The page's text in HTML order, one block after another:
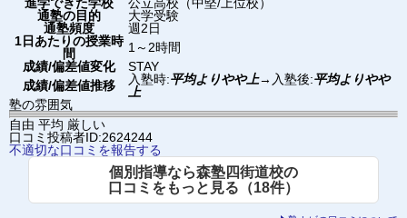
通塾の目的
大学受験
通塾頻度
週2日
1日あたりの授業時
間
1～2時間
成績/偏差値変化
STAY
成績/偏差値推移
入塾時:平均よりやや上→ 入塾後:平均よりやや
上
塾の雰囲気
自由 平均 厳しい
口コミ投稿者ID:2624244
不適切な口コミを報告する
個別指導なら森塾四街道校の
口コミをもっと見る（18件）